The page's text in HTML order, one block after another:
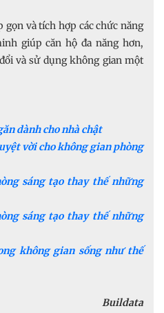
gọn và tích hợp các chức năng
giúp căn hộ đa năng hơn,
và sử dụng không gian một
dành cho nhà chật
vời cho không gian phòng
sáng tạo thay thế những
sáng tạo thay thế những
không gian sống như thế
Buildata